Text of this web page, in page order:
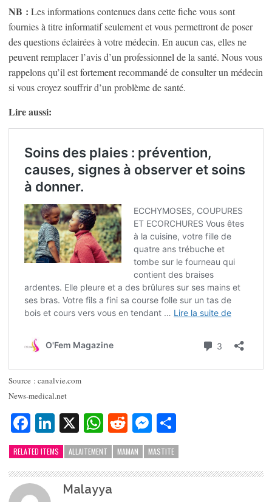
NB : Les informations contenues dans cette fiche vous sont
fournies à titre informatif seulement et vous permettront de poser
des questions éclairées à votre médecin. En aucun cas, elles ne
peuvent remplacer l’avis d’un professionnel de la santé. Nous vous
rappelons qu’il est fortement recommandé de consulter un médecin
si vous croyez souffrir d’un problème de santé.
Lire aussi:
Source : canalvie.com
News-medical.net
Facebook
LinkedIn
X WhatsApp
RedditMessenger
RELATED ITEMS ALLAITEMENT MAMAN MASTITE
Malayya